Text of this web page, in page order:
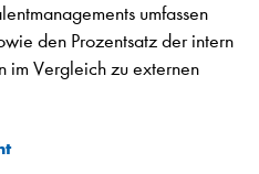
umfassen
den Prozentsatz der intern
im Vergleich zu externen